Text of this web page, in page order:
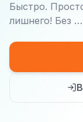
Быстро.
лишнего! Без …